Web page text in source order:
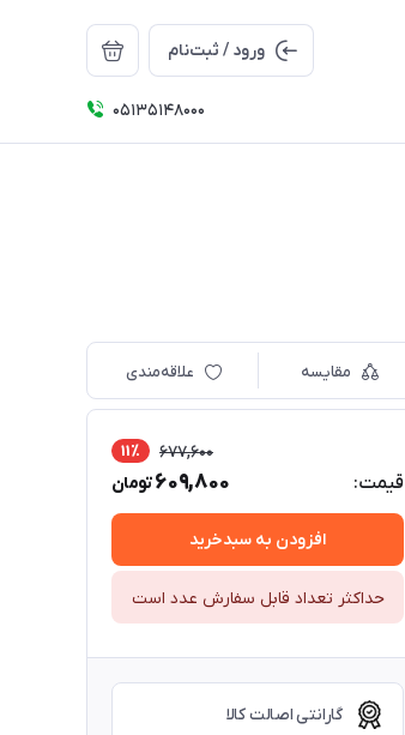
ورود / ثبت‌نام
05135148000
مقایسه علاقه‌مندی
قیمت:
677,600 11٪
609,800تومان
افزودن به سبدخرید
حداکثر تعداد قابل سفارش عدد است
گارانتی اصالت کالا